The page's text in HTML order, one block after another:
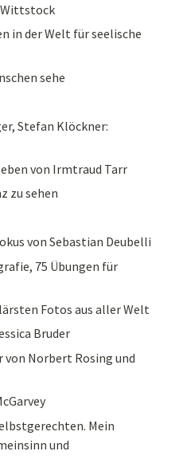
Wittstock
in der Welt für seelische
sehe
Stefan Klöckner:
von Irmtraud Tarr
zu sehen
von Sebastian Deubelli
75 Übungen für
Fotos aus aller Welt
Bruder
von Norbert Rosing und
Mein
und